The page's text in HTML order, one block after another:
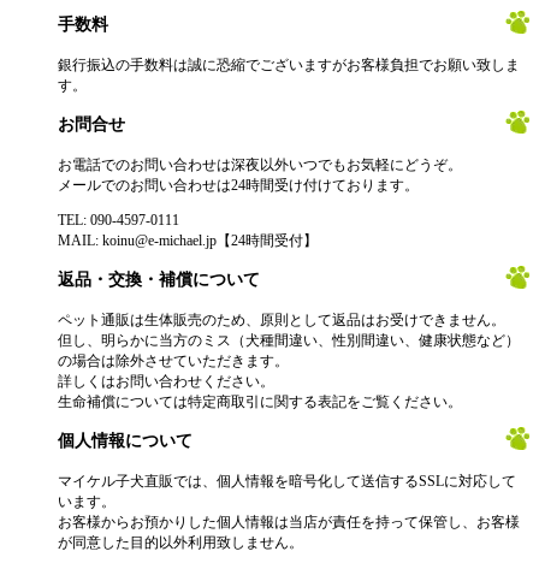
手数料
銀行振込の手数料は誠に恐縮でございますがお客様負担でお願い致しま
す。
お問合せ
お電話でのお問い合わせは深夜以外いつでもお気軽にどうぞ。
メールでのお問い合わせは24時間受け付けております。
TEL: 090-4597-0111
MAIL: koinu@e-michael.jp【24時間受付】
返品・交換・補償について
ペット通販は生体販売のため、原則として返品はお受けできません。
但し、明らかに当方のミス（犬種間違い、性別間違い、健康状態など）
の場合は除外させていただきます。
詳しくはお問い合わせください。
生命補償については特定商取引に関する表記をご覧ください。
個人情報について
マイケル子犬直販では、個人情報を暗号化して送信するSSLに対応して
います。
お客様からお預かりした個人情報は当店が責任を持って保管し、お客様
が同意した目的以外利用致しません。